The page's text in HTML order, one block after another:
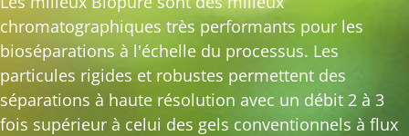
chromatographiques très performants pour les
bioséparations à l'échelle du processus. Les
particules rigides et robustes permettent des
séparations à haute résolution avec un débit 2 à 3
fois supérieur à celui des gels conventionnels à flux